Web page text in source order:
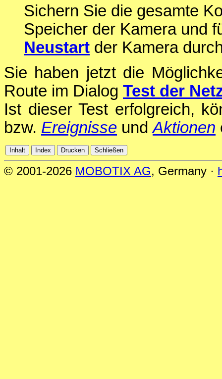
Sichern Sie die gesamte
Speicher der Kamera und
Neustart der Kamera
Sie haben jetzt die
Route im Dialog Test der
Ist dieser Test erfolgreich,
bzw. Ereignisse undAktionen
© 2001-2026 MOBOTIX AG, Germany ·